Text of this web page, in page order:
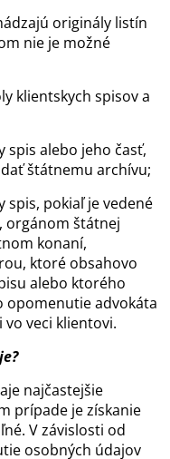
originály listín
nie je možné
klientskych spisov a
spis alebo jeho časť,
štátnemu archívu;
spis, pokiaľ je vedené
orgánom štátnej
konaní,
ktoré obsahovo
alebo ktorého
opomenutie advokáta
veci klientovi.
najčastejšie
prípade je získanie
V závislosti od
osobných údajov